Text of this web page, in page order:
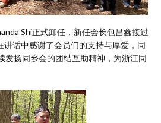
Shi正式卸任，新任会长包昌鑫接过
讲话中感谢了会员们的支持与厚爱，同
发扬同乡会的团结互助精神，为浙江同